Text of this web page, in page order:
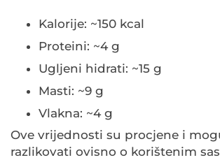
Kalorije: ~150 kcal
Proteini: ~4 g
Ugljeni hidrati: ~15 g
Masti: ~9 g
Vlakna: ~4 g
Ove vrijednosti su procjene i
razlikovati ovisno o korištenim